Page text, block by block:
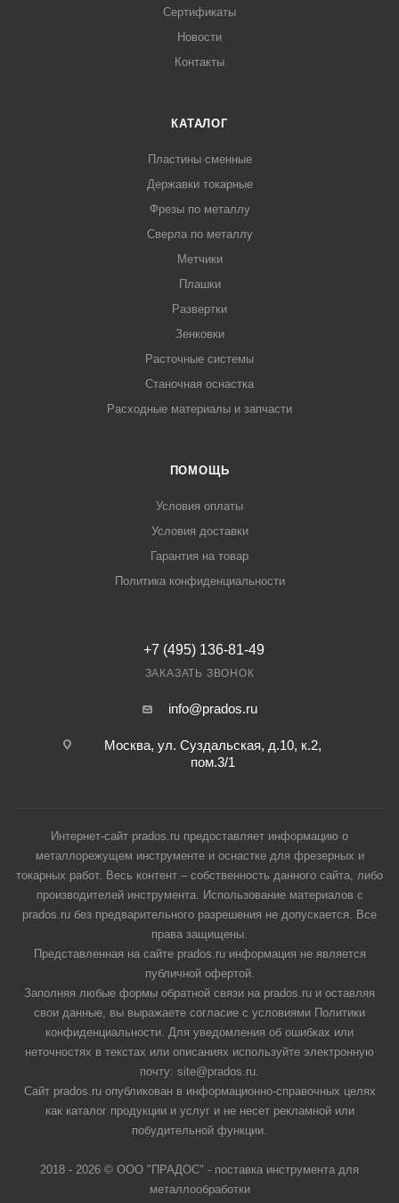
Сертификаты
Новости
Контакты
КАТАЛОГ
Пластины сменные
Державки токарные
Фрезы по металлу
Сверла по металлу
Метчики
Плашки
Развертки
Зенковки
Расточные системы
Станочная оснастка
Расходные материалы и запчасти
ПОМОЩЬ
Условия оплаты
Условия доставки
Гарантия на товар
Политика конфиденциальности
+7 (495) 136-81-49
ЗАКАЗАТЬ ЗВОНОК
info@prados.ru
Москва, ул. Суздальская, д.10, к.2,
пом.3/1
Интернет-сайт prados.ru предоставляет информацию о
металлорежущем инструменте и оснастке для фрезерных и
токарных работ. Весь контент – собственность данного сайта, либо
производителей инструмента. Использование материалов с
prados.ru без предварительного разрешения не допускается. Все
права защищены.
Представленная на сайте prados.ru информация не является
публичной офертой.
Заполняя любые формы обратной связи на prados.ru и оставляя
свои данные, вы выражаете согласие с условиями Политики
конфиденциальности. Для уведомления об ошибках или
неточностях в текстах или описаниях используйте электронную
почту: site@prados.ru.
Сайт prados.ru опубликован в информационно-справочных целях
как каталог продукции и услуг и не несет рекламной или
побудительной функции.
2018 - 2026 © ООО "ПРАДОС" - поставка инструмента для
металлообработки